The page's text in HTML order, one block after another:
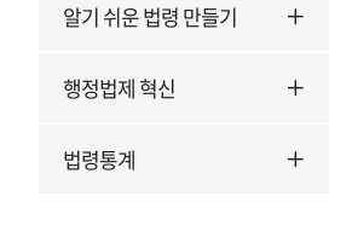
알기 쉬운 법령 만들기
행정법제 혁신
법령통계